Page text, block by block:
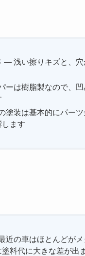
— 浅い擦りキズと、穴
ーは樹脂製なので、
塗装は基本的にパー
ます
の車はほとんどがメ
料代に大きな差が出